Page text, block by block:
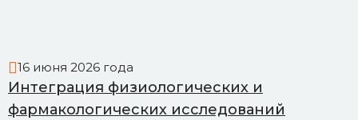
16 июня 2026 года
Интеграция физиологических и
фармакологических исследований